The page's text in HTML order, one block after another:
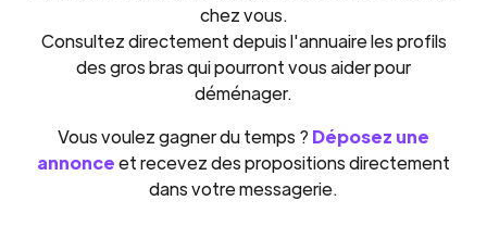
chez vous.
Consultez directement depuis l'annuaire les profils
des gros bras qui pourront vous aider pour
déménager.
Vous voulez gagner du temps ? Déposez une
annonceet recevez des propositions directement
dans votre messagerie.